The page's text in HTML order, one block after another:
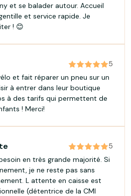
et se balader autour. Accueil
et service rapide. Je
! 😊
5
et fait réparer un pneu sur un
à entrer dans leur boutique
à des tarifs qui permettent de
! Merci!
5
en très grande majorité. Si
pas sans
L attente en caisse est
(détentrice de la CMI